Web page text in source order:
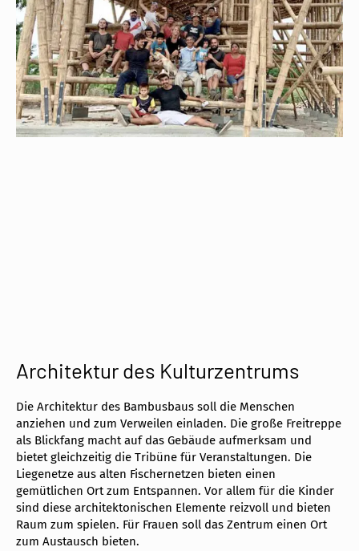
Architektur des Kulturzentrums
Die Architektur des Bambusbaus soll die Menschen
anziehen und zum Verweilen einladen. Die große Freitreppe
als Blickfang macht auf das Gebäude aufmerksam und
bietet gleichzeitig die Tribüne für Veranstaltungen. Die
Liegenetze aus alten Fischernetzen bieten einen
gemütlichen Ort zum Entspannen. Vor allem für die Kinder
sind diese architektonischen Elemente reizvoll und bieten
Raum zum spielen. Für Frauen soll das Zentrum einen Ort
zum Austausch bieten.